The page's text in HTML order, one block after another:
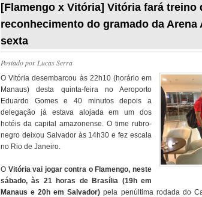
[Flamengo x Vitória] Vitória fará treino
reconhecimento do gramado da Arena
sexta
Postado por Lucas Serra
O Vitória desembarcou às 22h10 (horário em
Manaus) desta quinta-feira no Aeroporto
Eduardo Gomes e 40 minutos depois a
delegação já estava alojada em um dos
hotéis da capital amazonense. O time rubro-
negro deixou Salvador às 14h30 e fez escala
no Rio de Janeiro.
O Vitória vai jogar contra o Flamengo, neste
sábado, às 21 horas de Brasília (19h em
Manaus e 20h em Salvador) pela penúltima rodada do